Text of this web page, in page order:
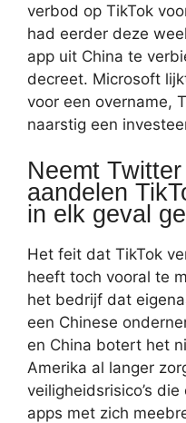
verbod op TikTok
had eerder deze
app uit China te
decreet. Microsoft
voor een overname,
naarstig een
Neemt
aandelen
in elk geval
Het feit dat TikTok
heeft toch vooral te
het bedrijf dat
een Chinese
en China botert het
Amerika al langer
veiligheidsrisico’s
apps met zich